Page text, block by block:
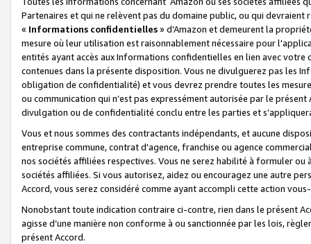
Partenaires et qui ne relèvent pas du domaine public, ou qui
« Informations confidentielles» d’Amazon et demeurent la
mesure où leur utilisation est raisonnablement nécessaire pour
entités ayant accès aux Informations confidentielles en lien avec
contenues dans la présente disposition. Vous ne divulguerez pas les
obligation de confidentialité) et vous devrez prendre toutes les
ou communication qui n’est pas expressément autorisée par le
divulgation ou de confidentialité conclu entre les parties et
Vous et nous sommes des contractants indépendants, et aucune
entreprise commune, contrat d'agence, franchise ou agence
nos sociétés affiliées respectives. Vous ne serez habilité à formuler
sociétés affiliées. Si vous autorisez, aidez ou encouragez une autre
Accord, vous serez considéré comme ayant accompli cette action
Nonobstant toute indication contraire ci-contre, rien dans le présent
agisse d’une manière non conforme à ou sanctionnée par les lois,
présent Accord.